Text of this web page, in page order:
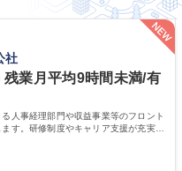
社
残業月平均9時間未満/有
人事経理部門や収益事業等のフロント
す。研修制度やキャリア支援が充実し